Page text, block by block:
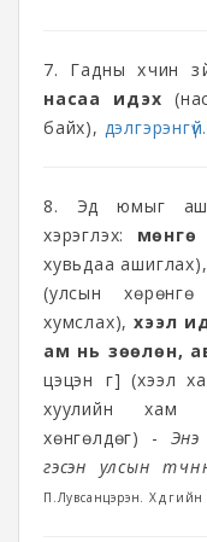
7. Гадны хүчин
насаа идэх
байх),
8. Эд юмыг
хэрэглэх:
мөнгө
хувьдаа
(улсын
хумслах),хээл
ам нь зөөлөн,
цэцэн үг] (хээл
хуулийн хам
хөнгөлдөг) -
гэсэн улсын
П.Лувсанцэрэн.